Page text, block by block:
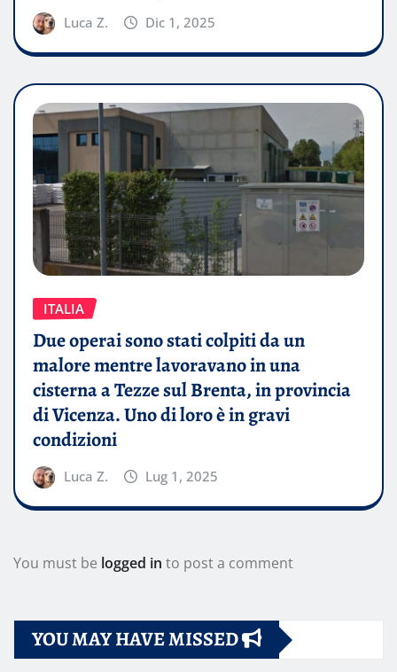
Luca Z. Dic 1, 2025
ITALIA
Due operai sono stati colpiti da un
malore mentre lavoravano in una
cisterna a Tezze sul Brenta, in provincia
di Vicenza. Uno di loro è in gravi
condizioni
Luca Z. Lug 1, 2025
You must be logged in to post a comment
YOU MAY HAVE MISSED